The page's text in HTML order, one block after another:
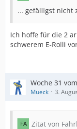
... gefälligst nicht
Ich hoffe für die 2
schwerem E-Rolli
Woche 31
Mueck 3.
Zitat von